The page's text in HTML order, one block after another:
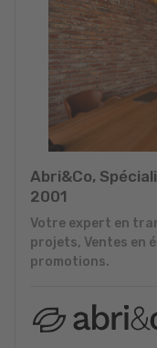
Abri&Co,
2001
Votre expert en
projets, Ventes en
promotions.